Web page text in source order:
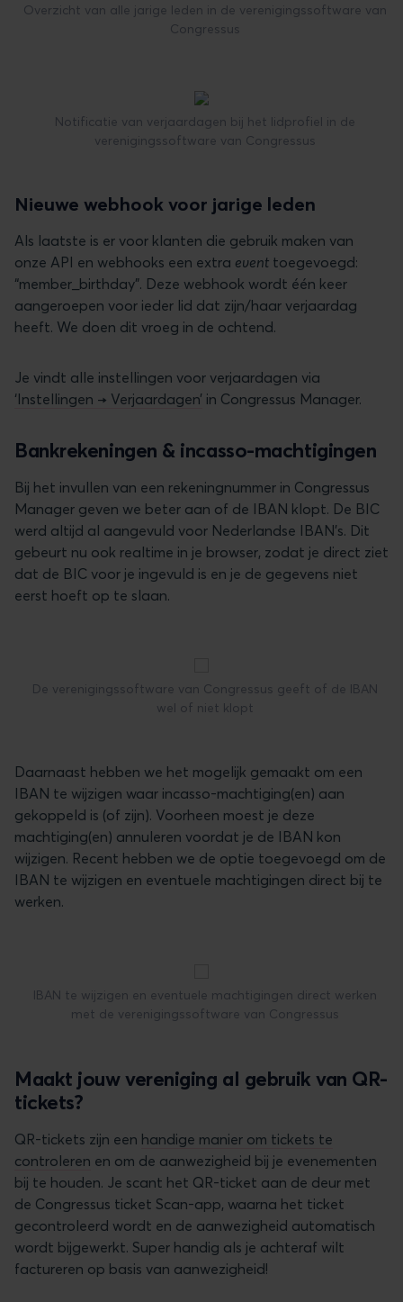
Overzicht van alle jarige leden in de verenigingssoftware van
Congressus
Notificatie van verjaardagen bij het lidprofiel in de
verenigingssoftware van Congressus
Nieuwe webhook voor jarige leden
Als laatste is er voor klanten die gebruik maken van
onze API en webhooks een extra event toegevoegd:
“member_birthday”. Deze webhook wordt één keer
aangeroepen voor ieder lid dat zijn/haar verjaardag
heeft. We doen dit vroeg in de ochtend.
Je vindt alle instellingen voor verjaardagen via
‘Instellingen → Verjaardagen’ in Congressus Manager.
Bankrekeningen & incasso-machtigingen
Bij het invullen van een rekeningnummer in Congressus
Manager geven we beter aan of de IBAN klopt. De BIC
werd altijd al aangevuld voor Nederlandse IBAN’s. Dit
gebeurt nu ook realtime in je browser, zodat je direct ziet
dat de BIC voor je ingevuld is en je de gegevens niet
eerst hoeft op te slaan.
De verenigingssoftware van Congressus geeft of de IBAN
wel of niet klopt
Daarnaast hebben we het mogelijk gemaakt om een
IBAN te wijzigen waar incasso-machtiging(en) aan
gekoppeld is (of zijn). Voorheen moest je deze
machtiging(en) annuleren voordat je de IBAN kon
wijzigen. Recent hebben we de optie toegevoegd om de
IBAN te wijzigen en eventuele machtigingen direct bij te
werken.
IBAN te wijzigen en eventuele machtigingen direct werken
met de verenigingssoftware van Congressus
Maakt jouw vereniging al gebruik van QR-
tickets?
QR-tickets zijn een handige manier om tickets te
controleren en om de aanwezigheid bij je evenementen
bij te houden. Je scant het QR-ticket aan de deur met
de Congressus ticket Scan-app, waarna het ticket
gecontroleerd wordt en de aanwezigheid automatisch
wordt bijgewerkt. Super handig als je achteraf wilt
factureren op basis van aanwezigheid!